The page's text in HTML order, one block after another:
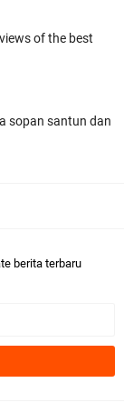
Layanan
HUT
of the best
sopan santun dan
berita terbaru